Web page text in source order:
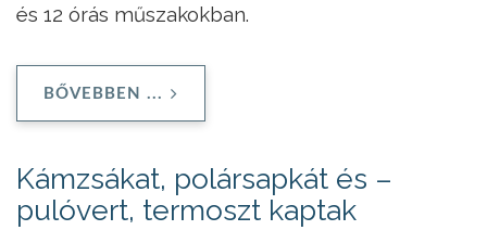
és 12 órás műszakokban.
BŐVEBBEN ...
Kámzsákat, polársapkát és –
pulóvert, termoszt kaptak